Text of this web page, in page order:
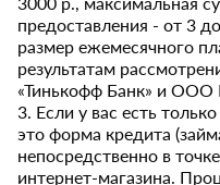
предоставления - от 3
размер ежемесячного
результатам
«Тинькофф Банк» и
3. Если у вас есть
это форма кредита
непосредственно в
интернет-магазина.